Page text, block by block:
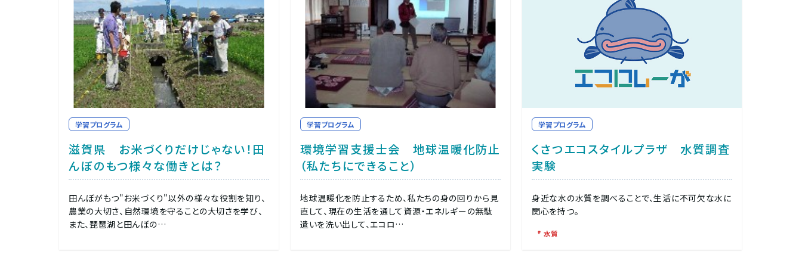
学習プログラム
滋賀県 お米づくりだけじゃない！田
んぼのもつ様々な働きとは？
田んぼがもつ"お米づくり"以外の様々な役割を知り、
農業の大切さ、自然環境を守ることの大切さを学び、
また、琵琶湖と田んぼの…
学習プログラム
環境学習支援士会 地球温暖化防止
（私たちにできること）
地球温暖化を防止するため、私たちの身の回りから見
直して、現在の生活を通して資源・エネルギーの無駄
遣いを洗い出して、エコロ…
学習プログラム
くさつエコスタイルプラザ 水質調査
実験
身近な水の水質を調べることで、生活に不可欠な水に
関心を持つ。
水質